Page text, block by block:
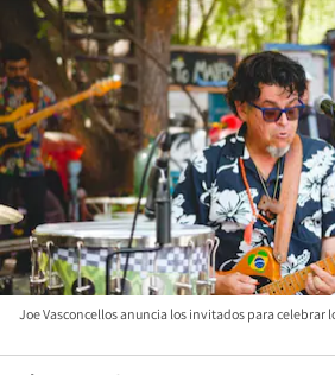
Joe Vasconcellos anuncia los invitados para celebrar